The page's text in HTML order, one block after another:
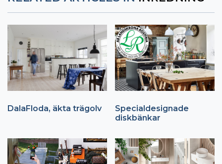
DalaFloda, äkta trägolv
Specialdesignade
diskbänkar